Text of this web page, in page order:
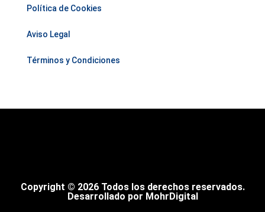
Política de Cookies
Aviso Legal
Términos y Condiciones
Copyright © 2026 Todos los derechos reservados.
Desarrollado por MohrDigital